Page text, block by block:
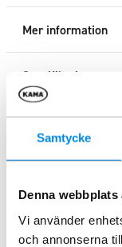
Samtycke
Denna
Vi använder
och annonserna
Mer information
Specifikation
Liknande